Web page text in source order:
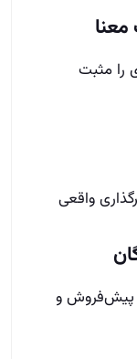
را مثبت
واقعی
پیش‌فروش و